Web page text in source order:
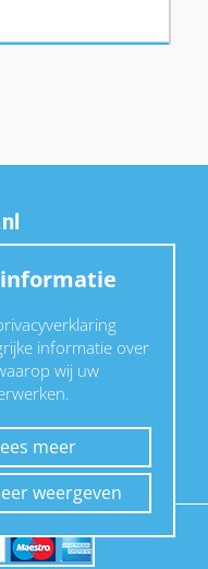
informatie over
wij uw
meer
weergeven